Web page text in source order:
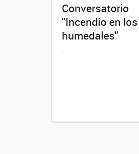
Conversatorio
"Incendio en los
humedales"
-